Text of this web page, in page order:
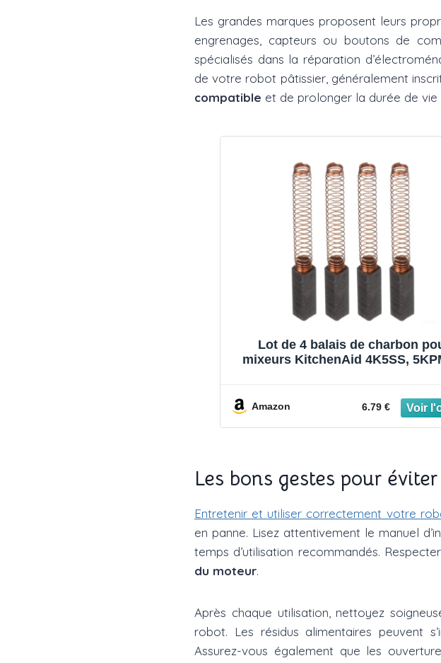
Les grandes marques proposent leurs
engrenages, capteurs ou boutons de
spécialisés dans la réparation
de votre robot pâtissier, généralement
compatible et de prolonger la durée de
Lot de 4 balais de charbon
mixeurs KitchenAid 4K5SS,
Amazon 6.79 €
Les bons gestes pour
Entretenir et utiliser correctement votre
en panne. Lisez attentivement le manuel
temps d’utilisation recommandés.
du moteur.
Après chaque utilisation, nettoyez
robot. Les résidus alimentaires peuvent
Assurez-vous également que les